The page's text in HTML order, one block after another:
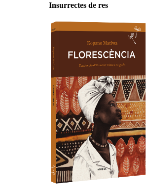
Insurrectes de res